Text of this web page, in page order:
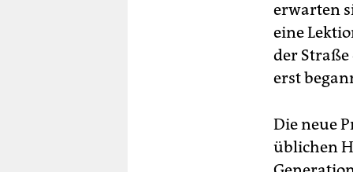
erwarten
eine
der
erst
Die neue
üblichen